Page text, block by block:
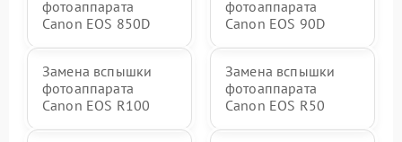
фотоаппарата
Canon EOS 850D
фотоаппарата
Canon EOS 90D
Замена вспышки
фотоаппарата
Canon EOS R100
Замена вспышки
фотоаппарата
Canon EOS R50